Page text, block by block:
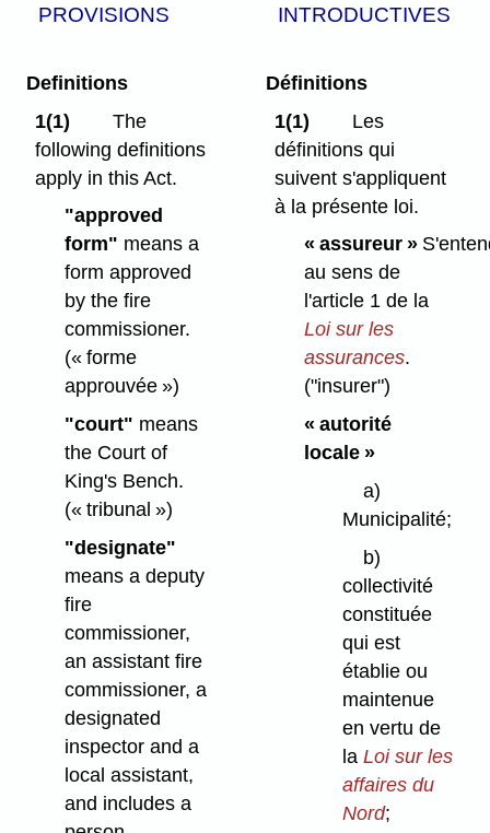
PROVISIONS
INTRODUCTIVES
Definitions
1(1)
The
following definitions
apply in this Act.
"approved
form" means a
form approved
by the fire
commissioner.
(« forme
approuvée »)
"court" means
the Court of
King's Bench.
(« tribunal »)
"designate"
means a deputy
fire
commissioner,
an assistant fire
commissioner, a
designated
inspector and a
local assistant,
and includes a
Définitions
1(1)
Les
définitions qui
suivent s'appliquent
à la présente loi.
« assureur »
au sens de
l'article 1 de la
Loi sur les
assurances.
("insurer")
« autorité
locale »
a)
Municipalité;
b)
collectivité
constituée
qui est
établie ou
maintenue
en vertu de
la Loi sur les
affaires du
Nord;